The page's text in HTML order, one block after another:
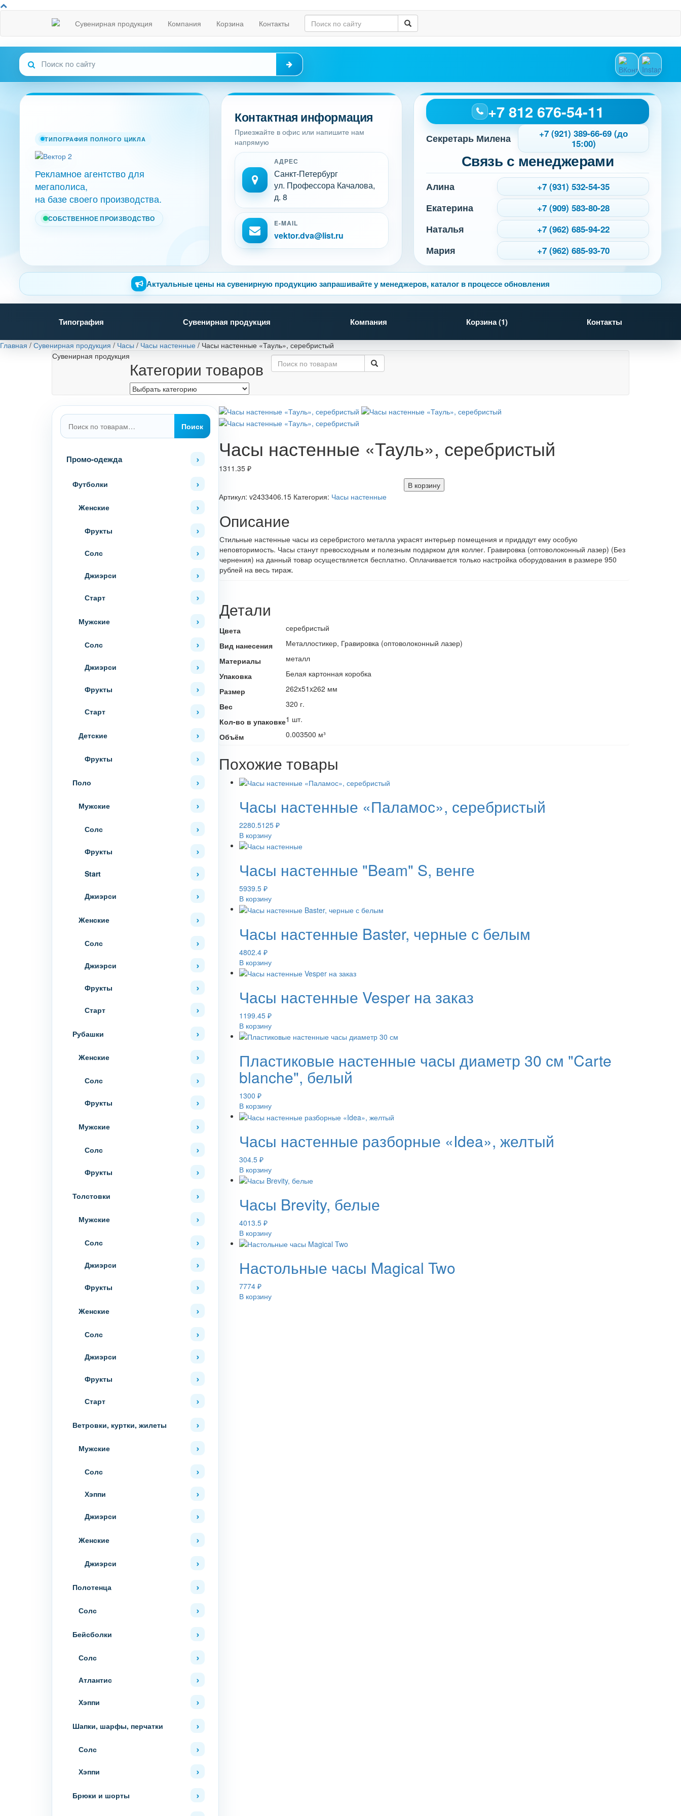
Сувенирная продукция Компания Корзина Контакты
ТИПОГРАФИЯ ПОЛНОГО ЦИКЛА
Рекламное агентство для
мегаполиса,
на базе своего производства.
СОБСТВЕННОЕ ПРОИЗВОДСТВО
Контактная информация
Приезжайте в офис или напишите нам
напрямую
АДРЕС
Санкт-Петербург
ул. Профессора Качалова,
д. 8
E-MAIL
vektor.dva@list.ru
+7 812 676-54-11
Секретарь Милена
+7 (921) 389-66-69 (до
15:00)
Связь с менеджерами
Алина +7 (931) 532-54-35
Екатерина +7 (909) 583-80-28
Наталья +7 (962) 685-94-22
Мария +7 (962) 685-93-70
Актуальные цены на сувенирную продукцию запрашивайте у менеджеров, каталог в процессе обновления
Типография Сувенирная продукция Компания Корзина (1) Контакты
Главная / Сувенирная продукция / Часы / Часы настенные / Часы настенные «Тауль», серебристый
Сувенирная продукция
Категории товаров
Искать:
Поиск
Промо-одежда
Футболки
Женские
Фрукты
Солс
Джиэрси
Старт
Мужские
Солс
Джиэрси
Фрукты
Старт
Детские
Фрукты
Поло
Мужские
Солс
Фрукты
Start
Джиэрси
Женские
Солс
Джиэрси
Фрукты
Старт
Рубашки
Женские
Солс
Фрукты
Мужские
Солс
Фрукты
Толстовки
Мужские
Солс
Джиэрси
Фрукты
Женские
Солс
Джиэрси
Фрукты
Старт
Ветровки, куртки, жилеты
Мужские
Солс
Хэппи
Джиэрси
Женские
Джиэрси
Полотенца
Солс
Бейсболки
Солс
Атлантис
Хэппи
Шапки, шарфы, перчатки
Солс
Хэппи
Брюки и шорты
Часы настенные «Тауль», серебристый
1311.35 ₽
В корзину
Артикул: v2433406.15 Категория: Часы настенные
Описание
Стильные настенные часы из серебристого металла украсят интерьер помещения и придадут ему особую
неповторимость. Часы станут превосходным и полезным подарком для коллег. Гравировка (оптоволоконный лазер) (Без
чернения) на данный товар осуществляется бесплатно. Оплачивается только настройка оборудования в размере 950
рублей на весь тираж.
Детали
Цвета
серебристый
Вид нанесения
Металлостикер, Гравировка (оптоволоконный лазер)
Материалы
металл
Упаковка
Белая картонная коробка
Размер
262x51x262 мм
Вес
320 г.
Кол-во в упаковке1 шт.
Объём
0.003500 м³
Похожие товары
Часы настенные «Паламос», серебристый
2280.5125 ₽
В корзину
Часы настенные "Beam" S, венге
5939.5 ₽
В корзину
Часы настенные Baster, черные с белым
4802.4 ₽
В корзину
Часы настенные Vesper на заказ
1199.45 ₽
В корзину
Пластиковые настенные часы диаметр 30 см "Carte
blanche", белый
1300 ₽
В корзину
Часы настенные разборные «Idea», желтый
304.5 ₽
В корзину
Часы Brevity, белые
4013.5 ₽
В корзину
Настольные часы Magical Two
7774 ₽
В корзину